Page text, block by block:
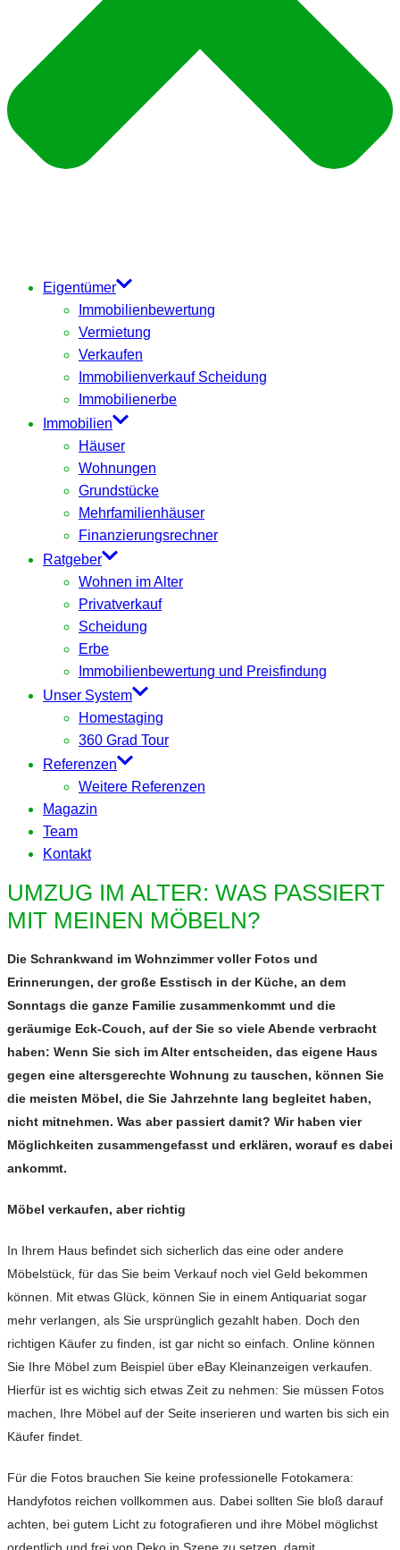
Eigentümer
Immobilienbewertung
Vermietung
Verkaufen
Immobilienverkauf Scheidung
Immobilienerbe
Immobilien
Häuser
Wohnungen
Grundstücke
Mehrfamilienhäuser
Finanzierungsrechner
Ratgeber
Wohnen im Alter
Privatverkauf
Scheidung
Erbe
Immobilienbewertung und Preisfindung
Unser System
Homestaging
360 Grad Tour
Referenzen
Weitere Referenzen
Magazin
Team
Kontakt
UMZUG IM ALTER: WAS PASSIERT
MIT MEINEN MÖBELN?
Die Schrankwand im Wohnzimmer voller Fotos und
Erinnerungen, der große Esstisch in der Küche, an dem
Sonntags die ganze Familie zusammenkommt und die
geräumige Eck-Couch, auf der Sie so viele Abende verbracht
haben: Wenn Sie sich im Alter entscheiden, das eigene Haus
gegen eine altersgerechte Wohnung zu tauschen, können Sie
die meisten Möbel, die Sie Jahrzehnte lang begleitet haben,
nicht mitnehmen. Was aber passiert damit? Wir haben vier
Möglichkeiten zusammengefasst und erklären, worauf es dabei
ankommt.
Möbel verkaufen, aber richtig
In Ihrem Haus befindet sich sicherlich das eine oder andere
Möbelstück, für das Sie beim Verkauf noch viel Geld bekommen
können. Mit etwas Glück, können Sie in einem Antiquariat sogar
mehr verlangen, als Sie ursprünglich gezahlt haben. Doch den
richtigen Käufer zu finden, ist gar nicht so einfach. Online können
Sie Ihre Möbel zum Beispiel über eBay Kleinanzeigen verkaufen.
Hierfür ist es wichtig sich etwas Zeit zu nehmen: Sie müssen Fotos
machen, Ihre Möbel auf der Seite inserieren und warten bis sich ein
Käufer findet.
Für die Fotos brauchen Sie keine professionelle Fotokamera:
Handyfotos reichen vollkommen aus. Dabei sollten Sie bloß darauf
achten, bei gutem Licht zu fotografieren und ihre Möbel möglichst